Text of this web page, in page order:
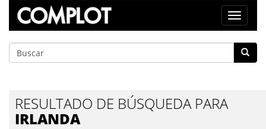
Toggle
RESULTADO DE BÚSQUEDA PARA
IRLANDA